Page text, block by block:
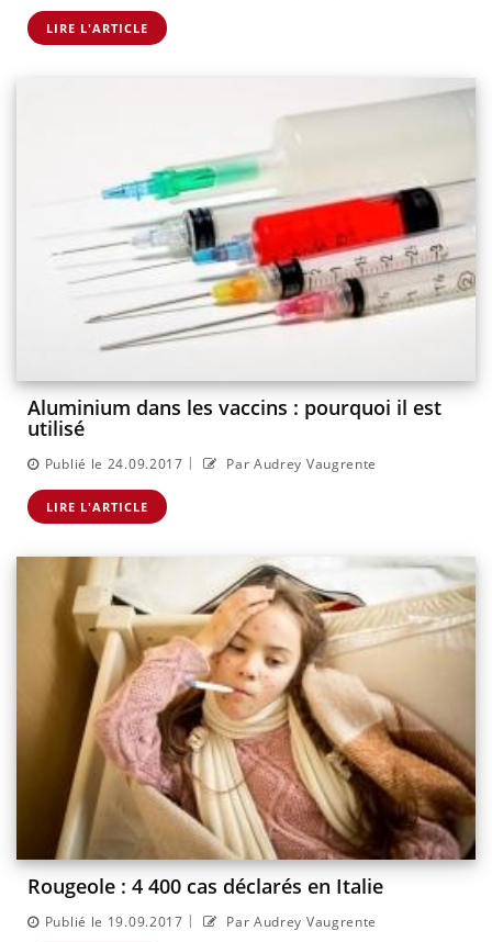
LIRE L'ARTICLE
Aluminium dans les vaccins : pourquoi il est
utilisé
Publié le 24.09.2017 | Par Audrey Vaugrente
LIRE L'ARTICLE
Rougeole : 4 400 cas déclarés en Italie
Publié le 19.09.2017 | Par Audrey Vaugrente